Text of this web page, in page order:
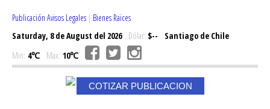
Publicación Avisos Legales | Bienes Raices
Saturday, 8 de August del 2026Dólar: $--
Santiago de Chile
Min: 4℃ Max: 10℃
COTIZAR PUBLICACION